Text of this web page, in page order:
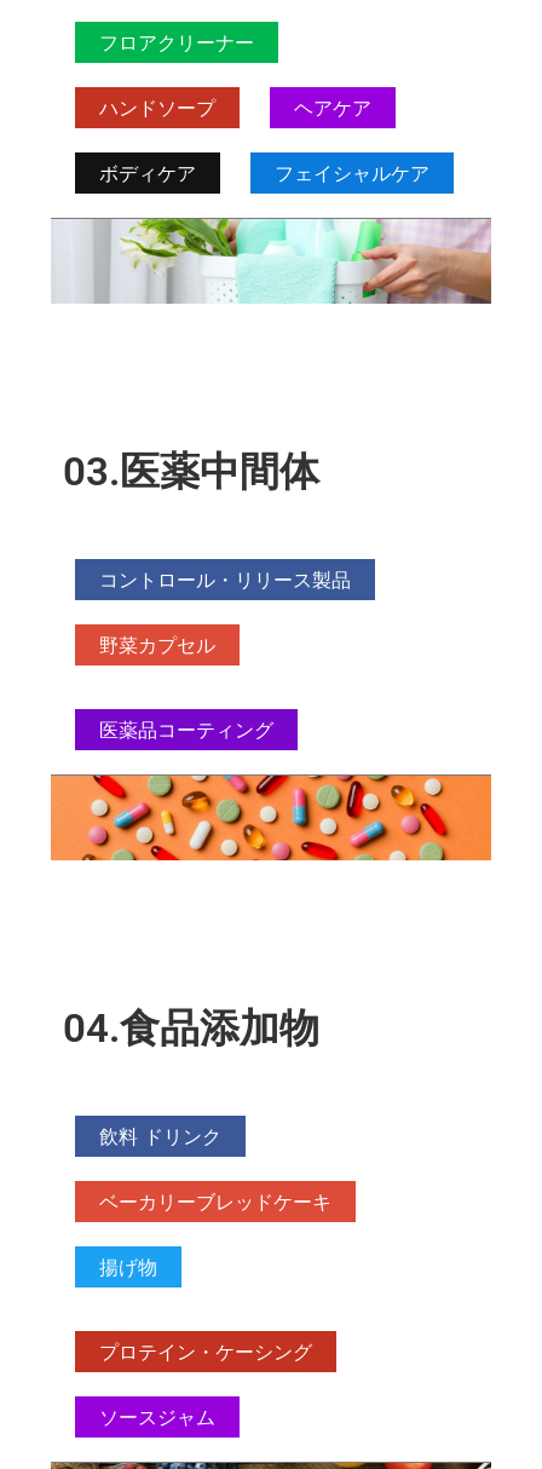
フロアクリーナー
ハンドソープ ヘアケア
ボディケア フェイシャルケア
03.医薬中間体
コントロール・リリース製品
野菜カプセル
医薬品コーティング
04.食品添加物
飲料 ドリンク
ベーカリーブレッドケーキ
揚げ物
プロテイン・ケーシング
ソースジャム